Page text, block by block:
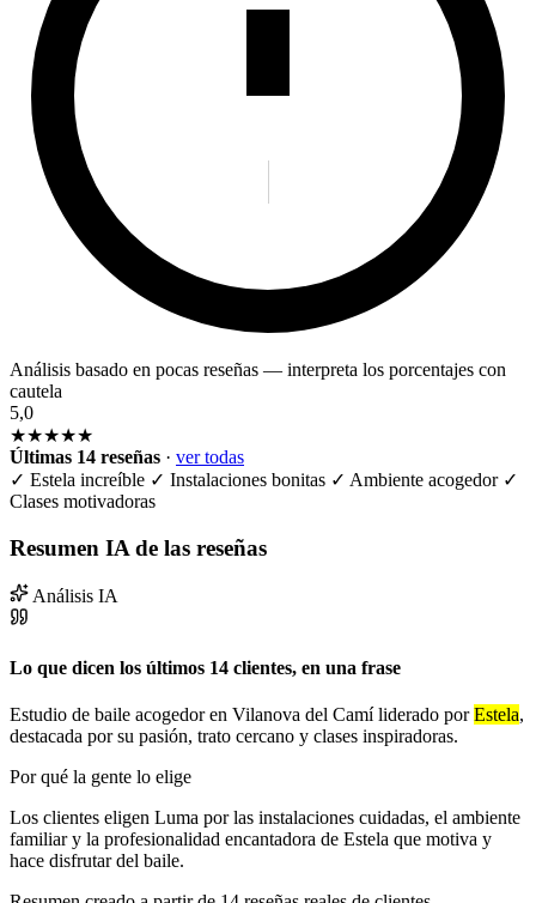
Análisis basado en pocas reseñas — interpreta los porcentajes con
cautela
5,0
★★★★★
Últimas 14 reseñas · ver todas
✓ Estela increíble ✓ Instalaciones bonitas ✓ Ambiente acogedor ✓
Clases motivadoras
Resumen IA de las reseñas
Análisis IA
Lo que dicen los últimos 14 clientes, en una frase
Estudio de baile acogedor en Vilanova del Camí liderado porEstela,
destacada por su pasión, trato cercano y clases inspiradoras.
Por qué la gente lo elige
Los clientes eligen Luma por las instalaciones cuidadas, el ambiente
familiar y la profesionalidad encantadora de Estela que motiva y
hace disfrutar del baile.